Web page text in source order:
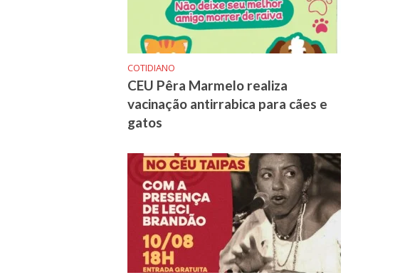
COTIDIANO
CEU Pêra Marmelo realiza
vacinação antirrabica para cães e
gatos